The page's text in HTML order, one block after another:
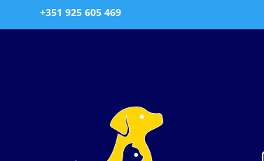
+351 925 605 469